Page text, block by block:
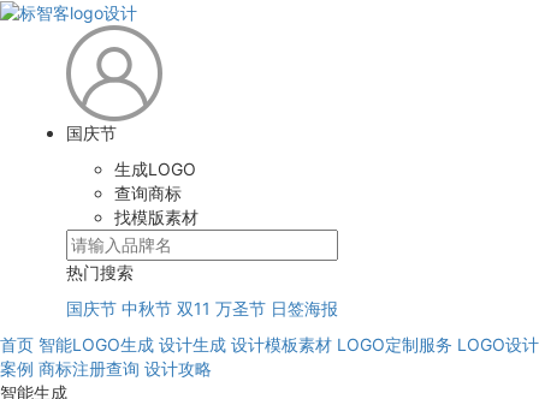
国庆节
生成LOGO
查询商标
找模版素材
热门搜索
国庆节 中秋节 双11 万圣节 日签海报
首页 智能LOGO生成 设计生成 设计模板素材 LOGO定制服务 LOGO设计
案例 商标注册查询 设计攻略
智能生成